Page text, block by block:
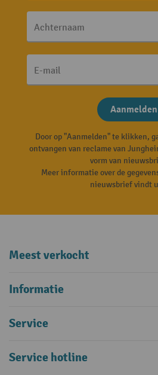
Achternaam
E-mail
Aanmelden
Door op "Aanmelden" te klikken,
ontvangen van reclame van
vorm van
Meer informatie over de
nieuwsbrief vindt u
Meest verkocht
Informatie
Service
Service hotline